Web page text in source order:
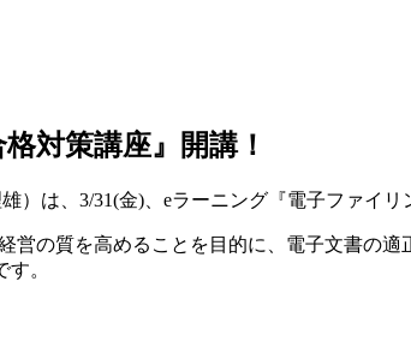
対策講座』開講！
は、3/31(金)、eラーニング『電子ファイリ
の質を高めることを目的に、電子文書の
。